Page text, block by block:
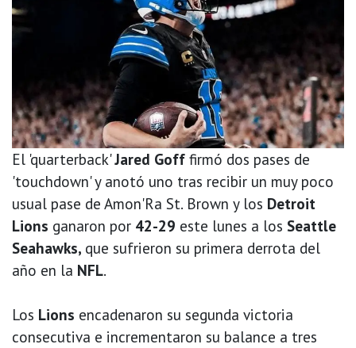
El 'quarterback'Jared Goff firmó dos pases de
'touchdown' y anotó uno tras recibir un muy poco
usual pase de Amon'Ra St. Brown y los Detroit
Lions ganaron por 42-29 este lunes a los Seattle
Seahawks, que sufrieron su primera derrota del
año en la NFL.
Los Lions encadenaron su segunda victoria
consecutiva e incrementaron su balance a tres